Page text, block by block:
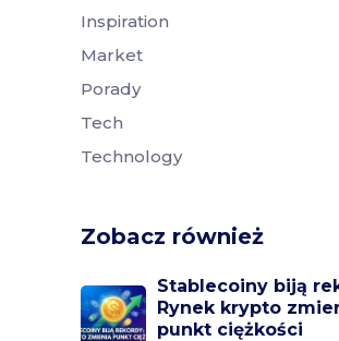
Inspiration
Market
Porady
Tech
Technology
Zobacz również
Stablecoiny biją
Rynek krypto
punkt ciężkości